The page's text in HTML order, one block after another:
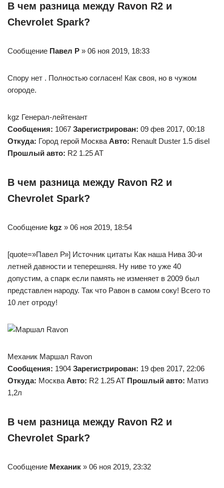
В чем разница между Ravon R2 и
Chevrolet Spark?
Сообщение Павел Р » 06 ноя 2019, 18:33
Спору нет . Полностью согласен! Как своя, но в чужом
огороде.
kgz Генерал-лейтенант
Сообщения: 1067 Зарегистрирован: 09 фев 2017, 00:18
Откуда: Город герой Москва Авто: Renault Duster 1.5 disel
Прошлый авто: R2 1.25 AT
В чем разница между Ravon R2 и
Chevrolet Spark?
Сообщение kgz » 06 ноя 2019, 18:54
[quote=»Павел Р»] Источник цитаты Как наша Нива 30-и
летней давности и теперешняя. Ну ниве то уже 40
допустим, а спарк если память не изменяет в 2009 был
представлен народу. Так что Равон в самом соку! Всего то
10 лет отроду!
Механик Маршал Ravon
Сообщения: 1904 Зарегистрирован: 19 фев 2017, 22:06
Откуда: Москва Авто: R2 1.25 AT Прошлый авто: Матиз
1,2л
В чем разница между Ravon R2 и
Chevrolet Spark?
Сообщение Механик » 06 ноя 2019, 23:32